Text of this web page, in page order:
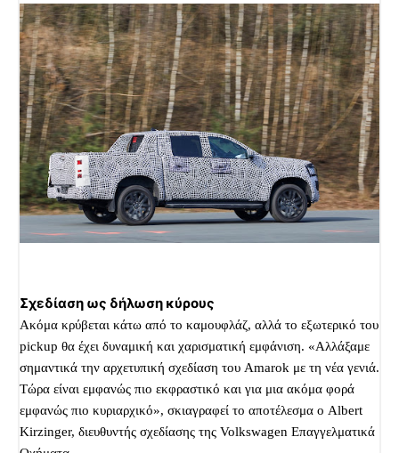
Σχεδίαση ως δήλωση κύρους
Ακόμα κρύβεται κάτω από το καμουφλάζ, αλλά το εξωτερικό του
pickup θα έχει δυναμική και χαρισματική εμφάνιση. «Αλλάξαμε
σημαντικά την αρχετυπική σχεδίαση του Amarok με τη νέα γενιά.
Τώρα είναι εμφανώς πιο εκφραστικό και για μια ακόμα φορά
εμφανώς πιο κυριαρχικό», σκιαγραφεί το αποτέλεσμα ο Albert
Kirzinger, διευθυντής σχεδίασης της Volkswagen Επαγγελματικά